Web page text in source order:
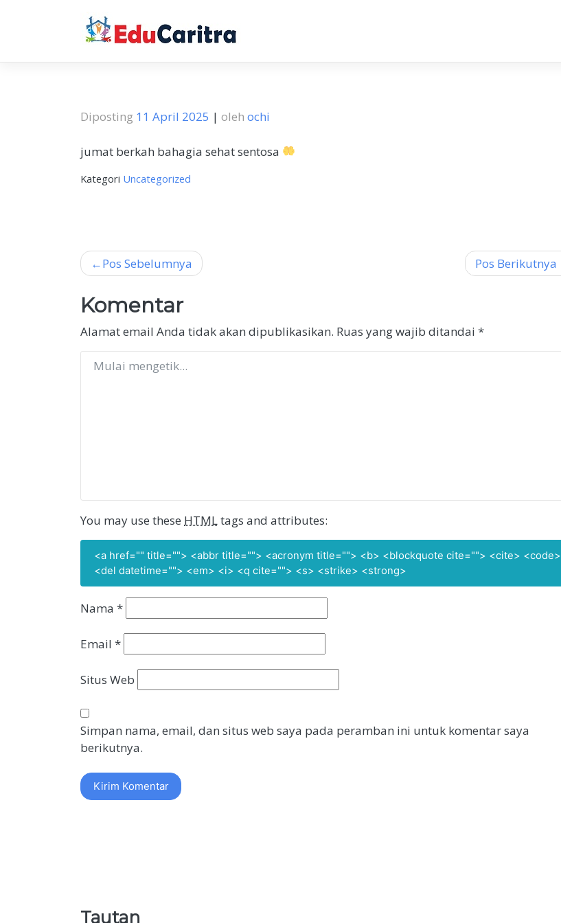
Diposting 11 April 2025 | oleh ochi
jumat berkah bahagia sehat sentosa
Kategori Uncategorized
Navigasi
pos
Pos Sebelumnya Pos Berikutnya
Komentar
Alamat email Anda tidak akan dipublikasikan. Ruas yang wajib ditandai *
You may use these HTMLtags and attributes:
<a href="" title=""> <abbr title=""> <acronym title=""> <b> <blockquote cite=""> <cite> <code>
<del datetime=""> <em> <i> <q cite=""> <s> <strike> <strong>
Nama *
Email *
Situs Web
Simpan nama, email, dan situs web saya pada peramban ini untuk komentar saya
berikutnya.
Tautan